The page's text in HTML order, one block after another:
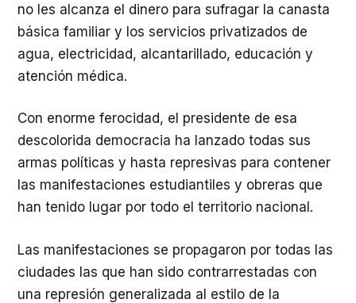
no les alcanza el dinero para sufragar la canasta
básica familiar y los servicios privatizados de
agua, electricidad, alcantarillado, educación y
atención médica.
Con enorme ferocidad, el presidente de esa
descolorida democracia ha lanzado todas sus
armas políticas y hasta represivas para contener
las manifestaciones estudiantiles y obreras que
han tenido lugar por todo el territorio nacional.
Las manifestaciones se propagaron por todas las
ciudades las que han sido contrarrestadas con
una represión generalizada al estilo de la